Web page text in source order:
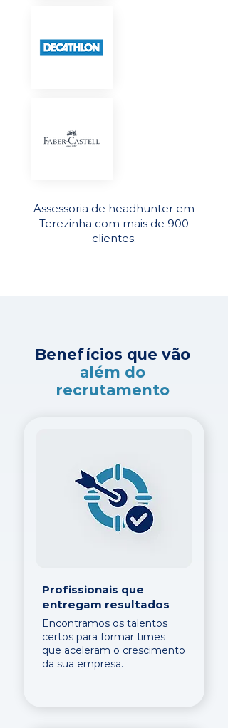
Assessoria de headhunter em
Terezinha com mais de 900
clientes.
Benefícios que vão
além do
recrutamento
Profissionais que
entregam resultados
Encontramos os talentos
certos para formar times
que aceleram o crescimento
da sua empresa.